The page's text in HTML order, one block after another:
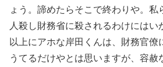
ょう。諦めたらそこで終わりや。私
人殺し財務省に殺されるわけにはい
以上にアホな岸田くんは、財務官僚
うてるだけやとは思いますが、容赦